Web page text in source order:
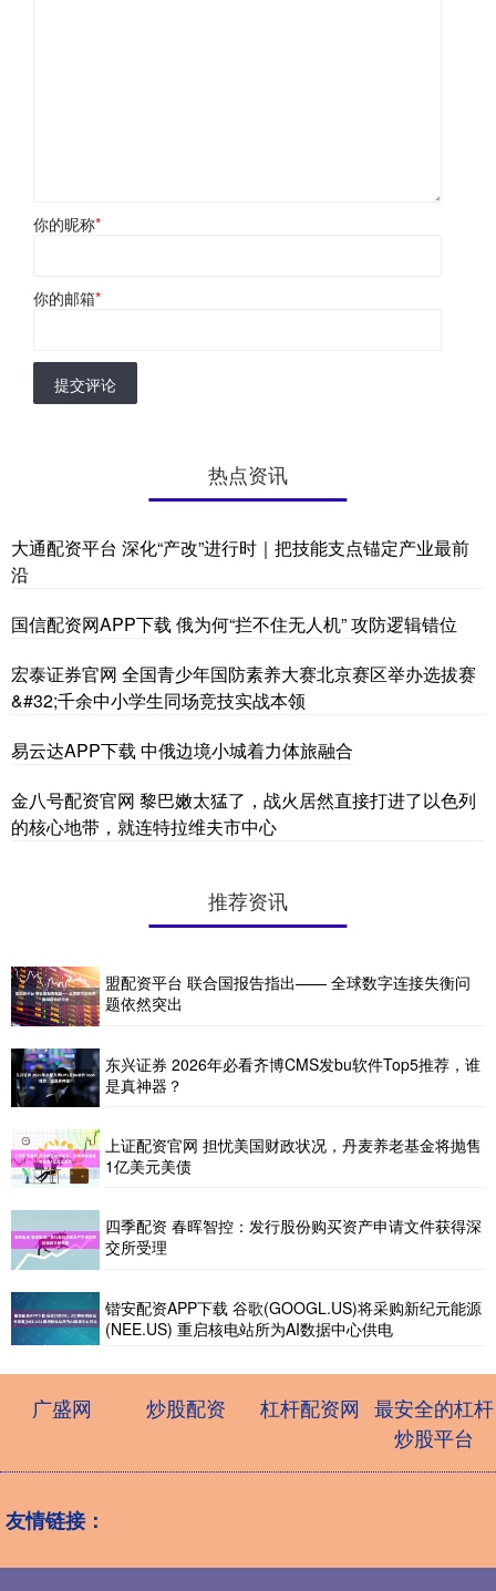
你的昵称*
你的邮箱*
提交评论
热点资讯
大通配资平台 深化“产改”进行时｜把技能支点锚定产业最前
沿
国信配资网APP下载 俄为何“拦不住无人机” 攻防逻辑错位
宏泰证券官网 全国青少年国防素养大赛北京赛区举办选拔赛
&#32;千余中小学生同场竞技实战本领
易云达APP下载 中俄边境小城着力体旅融合
金八号配资官网 黎巴嫩太猛了，战火居然直接打进了以色列
的核心地带，就连特拉维夫市中心
推荐资讯
盟配资平台 联合国报告指出—— 全球数字连接失衡问
题依然突出
东兴证券 2026年必看齐博CMS发bu软件Top5推荐，谁
是真神器？
上证配资官网 担忧美国财政状况，丹麦养老基金将抛售
1亿美元美债
四季配资 春晖智控：发行股份购买资产申请文件获得深
交所受理
锴安配资APP下载 谷歌(GOOGL.US)将采购新纪元能源
(NEE.US) 重启核电站所为AI数据中心供电
广盛网 炒股配资 杠杆配资网 最安全的杠杆
炒股平台
友情链接：